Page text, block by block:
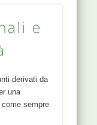
e
derivati da
una
sempre